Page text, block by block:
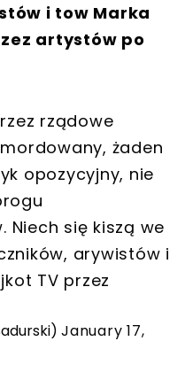
i tow Marka
artystów po
rządowe
żaden
opozycyjny, nie
Niech się kiszą we
arywistów i
TV przez
January 17,